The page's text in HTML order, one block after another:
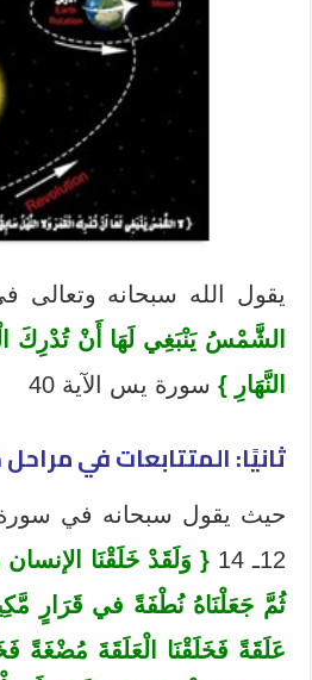
يقول الله سبحانه وتعالى
الشَّمْسُ يَنْبَغِي لَهَا أَنْ تُدْرِكَ
النَّهَارِ } سورة يس الآية 40
ثانيًا: المتتابعات في
حيث يقول سبحانه في سورة
12ـ 14
{ وَلَقَدْ خَلَقْنَا
ثُمَّ جَعَلْنَاهُ نُطْفَةً في قَرَارٍ
عَلَقَةً فَخَلَقْنَا الْعَلَقَةَ مُضْغَةً